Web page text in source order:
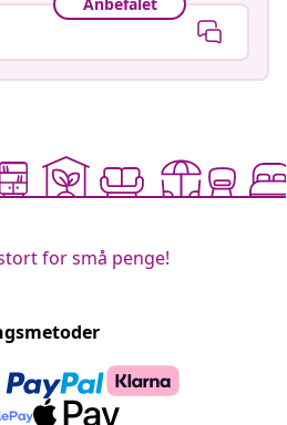
Anbefalet
for små penge!